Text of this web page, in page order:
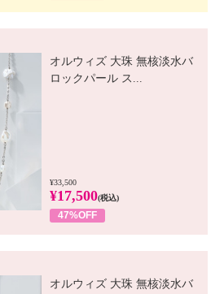
オルウィズ 大珠 無核淡水バ
ロックパール ス...
¥33,500
¥17,500(税込)
47%OFF
オルウィズ 大珠 無核淡水バ